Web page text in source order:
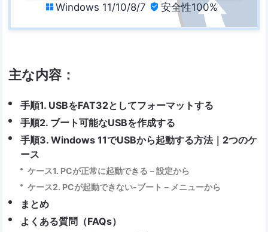
 Windows 11/10/8/7  安全性100%
主な内容：
手順1. USBをFAT32としてフォーマットする
手順2. ブート可能なUSBを作成する
手順3. Windows 11でUSBから起動する方法｜2つのケ
ース
ケース1. PCが正常に起動できる－設定から
ケース2. PCが起動できない-ブート－メニューから
まとめ
よくある質問（FAQs）